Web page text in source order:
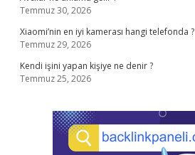
Temmuz 30, 2026
Xiaomi’nin en iyi kamerası hangi telefonda ?
Temmuz 29, 2026
Kendi işini yapan kişiye ne denir ?
Temmuz 25, 2026